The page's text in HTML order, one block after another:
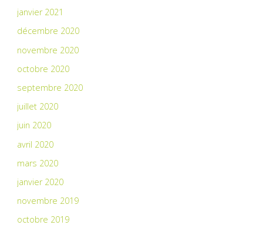
janvier 2021
décembre 2020
novembre 2020
octobre 2020
septembre 2020
juillet 2020
juin 2020
avril 2020
mars 2020
janvier 2020
novembre 2019
octobre 2019